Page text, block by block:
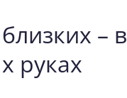
– в
руках